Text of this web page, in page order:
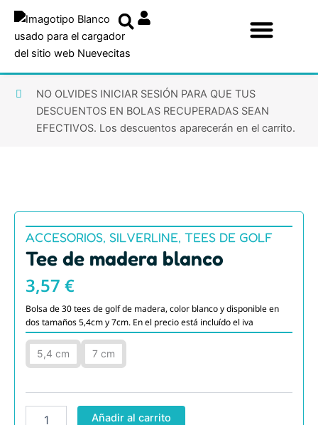
contenido
NO OLVIDES INICIAR SESIÓN PARA QUE TUS
DESCUENTOS EN BOLAS RECUPERADAS SEAN
EFECTIVOS. Los descuentos aparecerán en el carrito.
ACCESORIOS, SILVERLINE, TEES DE GOLF
Tee de madera blanco
3,57 €
Bolsa de 30 tees de golf de madera, color blanco y disponible en
dos tamaños 5,4cm y 7cm. En el precio está incluído el iva
5,4 cm 7 cm
Tee
madera
Añadir al carrito